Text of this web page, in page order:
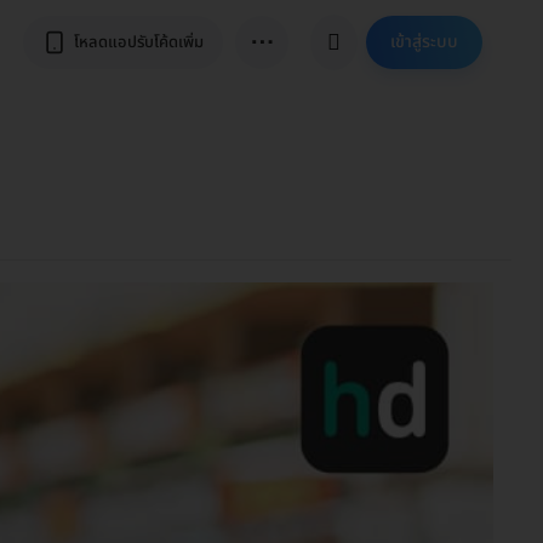
โหลดแอปรับโค้ดเพิ่ม ⋯ เข้าสู่ระบบ